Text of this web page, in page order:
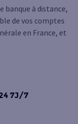
banque à distance,
de vos comptes
en France, et
7J/7